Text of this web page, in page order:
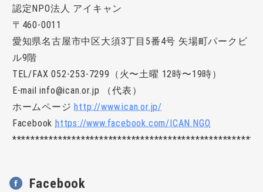
認定NPO法人 アイキャン
〒460-0011
愛知県名古屋市中区大須3丁目5番4号 矢場町パークビ
ル9階
TEL/FAX 052-253-7299（火〜土曜 12時〜19時）
E-mail info@ican.or.jp （代表）
ホームページ http://www.ican.or.jp/
Facebook https://www.facebook.com/ICAN.NGO
Facebook